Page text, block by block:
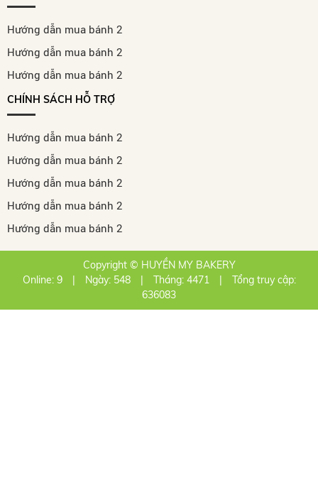
Hướng dẫn mua bánh 2
Hướng dẫn mua bánh 2
Hướng dẫn mua bánh 2
CHÍNH SÁCH HỖ TRỢ
Hướng dẫn mua bánh 2
Hướng dẫn mua bánh 2
Hướng dẫn mua bánh 2
Hướng dẫn mua bánh 2
Hướng dẫn mua bánh 2
Copyright © HUYỀN MY BAKERY
Online: 9
| Ngày: 548 | Tháng: 4471 |
Tổng truy cập:
636083